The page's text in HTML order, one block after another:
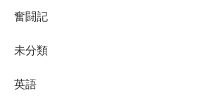
奮闘記
未分類
英語